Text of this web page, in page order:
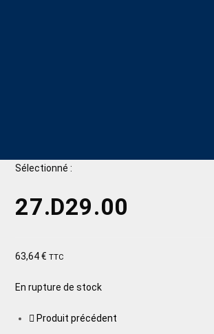
Sélectionné :
27.D29.00
63,64€ TTC
En rupture de stock
Produit précédent